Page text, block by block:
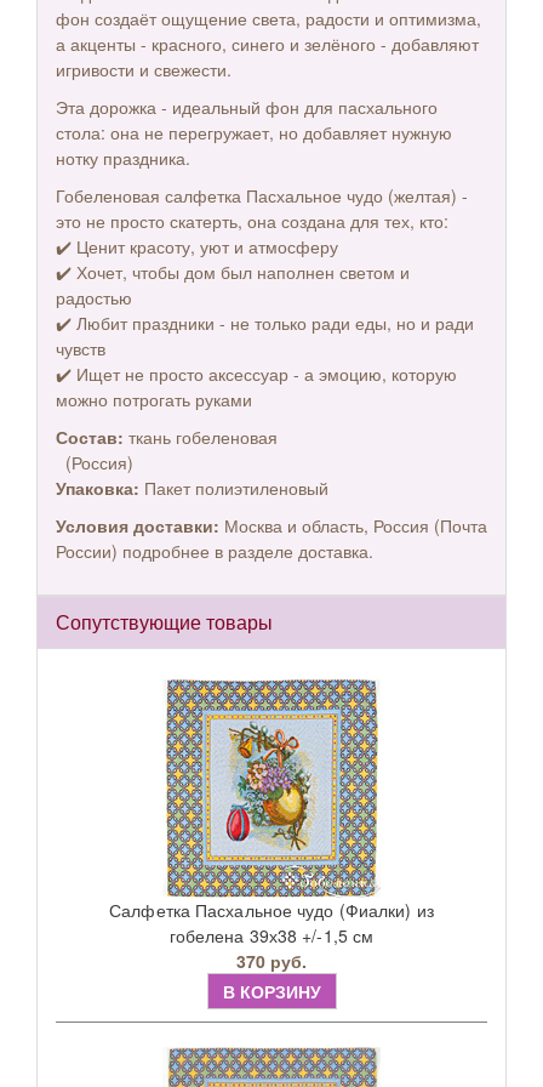
фон создаёт ощущение света, радости и оптимизма,
а акценты - красного, синего и зелёного - добавляют
игривости и свежести.
Эта дорожка - идеальный фон для пасхального
стола: она не перегружает, но добавляет нужную
нотку праздника.
Гобеленовая салфетка Пасхальное чудо (желтая) -
это не просто скатерть, она создана для тех, кто:
✔️ Ценит красоту, уют и атмосферу
✔️ Хочет, чтобы дом был наполнен светом и
радостью
✔️ Любит праздники - не только ради еды, но и ради
чувств
✔️ Ищет не просто аксессуар - а эмоцию, которую
можно потрогать руками
Состав: ткань гобеленовая
(Россия)
Упаковка: Пакет полиэтиленовый
Условия доставки: Москва и область, Россия (Почта
России) подробнее в разделе доставка.
Сопутствующие товары
Салфетка Пасхальное чудо (Фиалки) из
гобелена 39х38 +/-1,5 см
370 руб.
В КОРЗИНУ